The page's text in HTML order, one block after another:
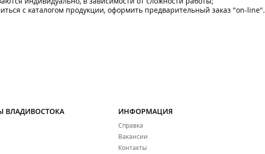
с каталогом продукции, оформить предварительный заказ "on-line".
ВЛАДИВОСТОКА ИНФОРМАЦИЯ
Справка
Вакансии
Контакты